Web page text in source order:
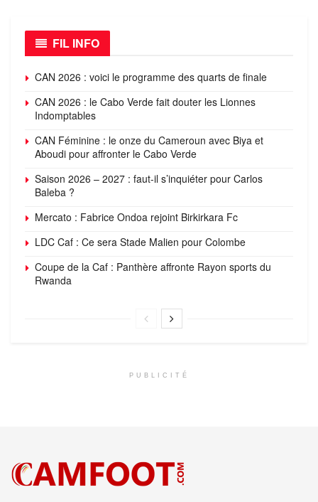
FIL INFO
CAN 2026 : voici le programme des quarts de finale
CAN 2026 : le Cabo Verde fait douter les Lionnes
Indomptables
CAN Féminine : le onze du Cameroun avec Biya et
Aboudi pour affronter le Cabo Verde
Saison 2026 – 2027 : faut-il s’inquiéter pour Carlos
Baleba ?
Mercato : Fabrice Ondoa rejoint Birkirkara Fc
LDC Caf : Ce sera Stade Malien pour Colombe
Coupe de la Caf : Panthère affronte Rayon sports du
Rwanda
PUBLICITÉ